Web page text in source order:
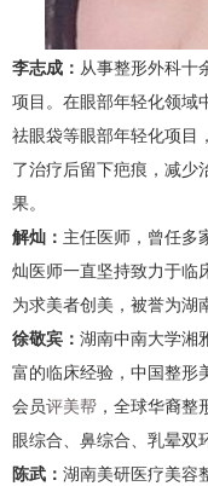
李志成： 从事整形外科十
项目。在眼部年轻化领域
祛眼袋等眼部年轻化项目
了治疗后留下疤痕，减少
果。
解灿： 主任医师，曾任多
灿医师一直坚持致力于临
为求美者创美，被誉为湖
徐敬宾： 湖南中南大学湘
富的临床经验，中国整形
会员评美帮 ，全球华裔
眼综合、鼻综合、乳晕双
陈武： 湖南美研医疗美容